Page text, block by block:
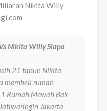
Nikita Willy
Nikita Willy Siapa
21 tahun Nikita
membeli rumah
Rumah Mewah Bak
Jakarta